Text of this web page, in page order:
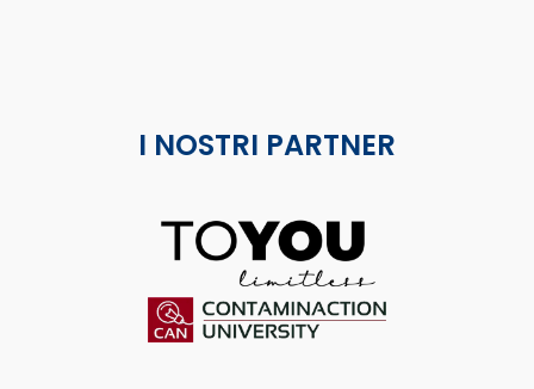
I NOSTRI PARTNER
ToYou